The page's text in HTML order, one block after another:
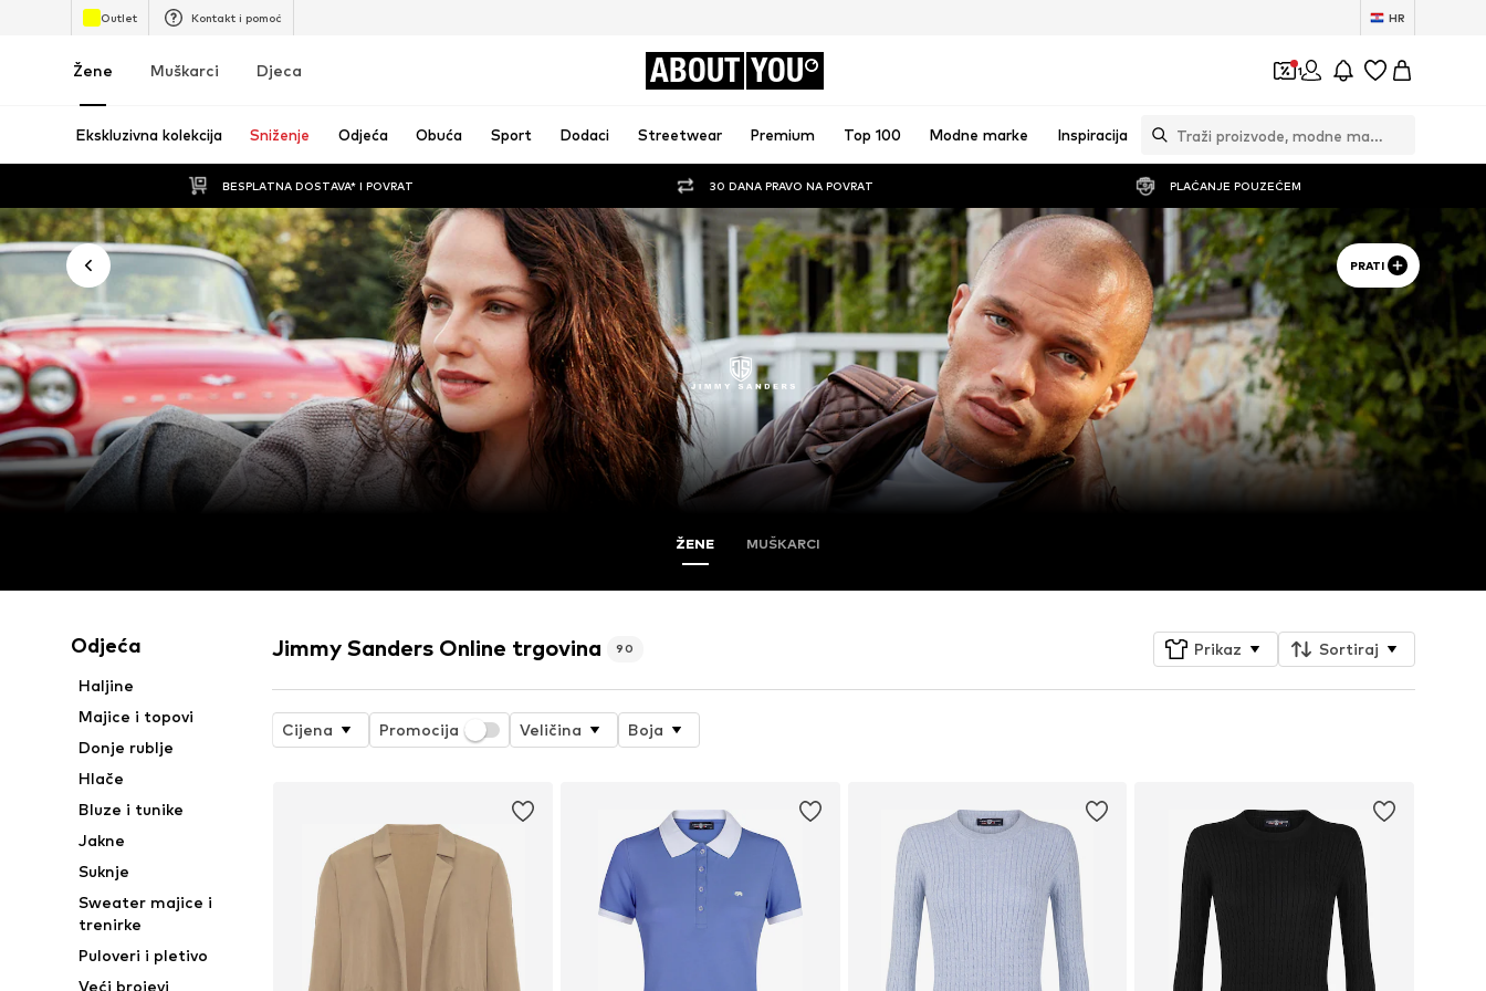
Outlet Kontakt i pomoć HR
Žene Muškarci Djeca ABOUT YOU 1
Ekskluzivna kolekcija Sniženje Odjeća Obuća Sport Dodaci Streetwear Premium Top 100 Modne marke Inspiracija
BESPLATNA DOSTAVA* I POVRAT 30 DANA PRAVO NA POVRAT PLAĆANJE POUZEĆEM
PRATI
ŽENE MUŠKARCI
Odjeća
Haljine
Majice i topovi
Donje rublje
Hlače
Bluze i tunike
Jakne
Suknje
Sweater majice i
trenirke
Puloveri i pletivo
Veći brojevi
Jimmy Sanders Online trgovina 90 Prikaz Sortiraj
Cijena Promocija Veličina Boja